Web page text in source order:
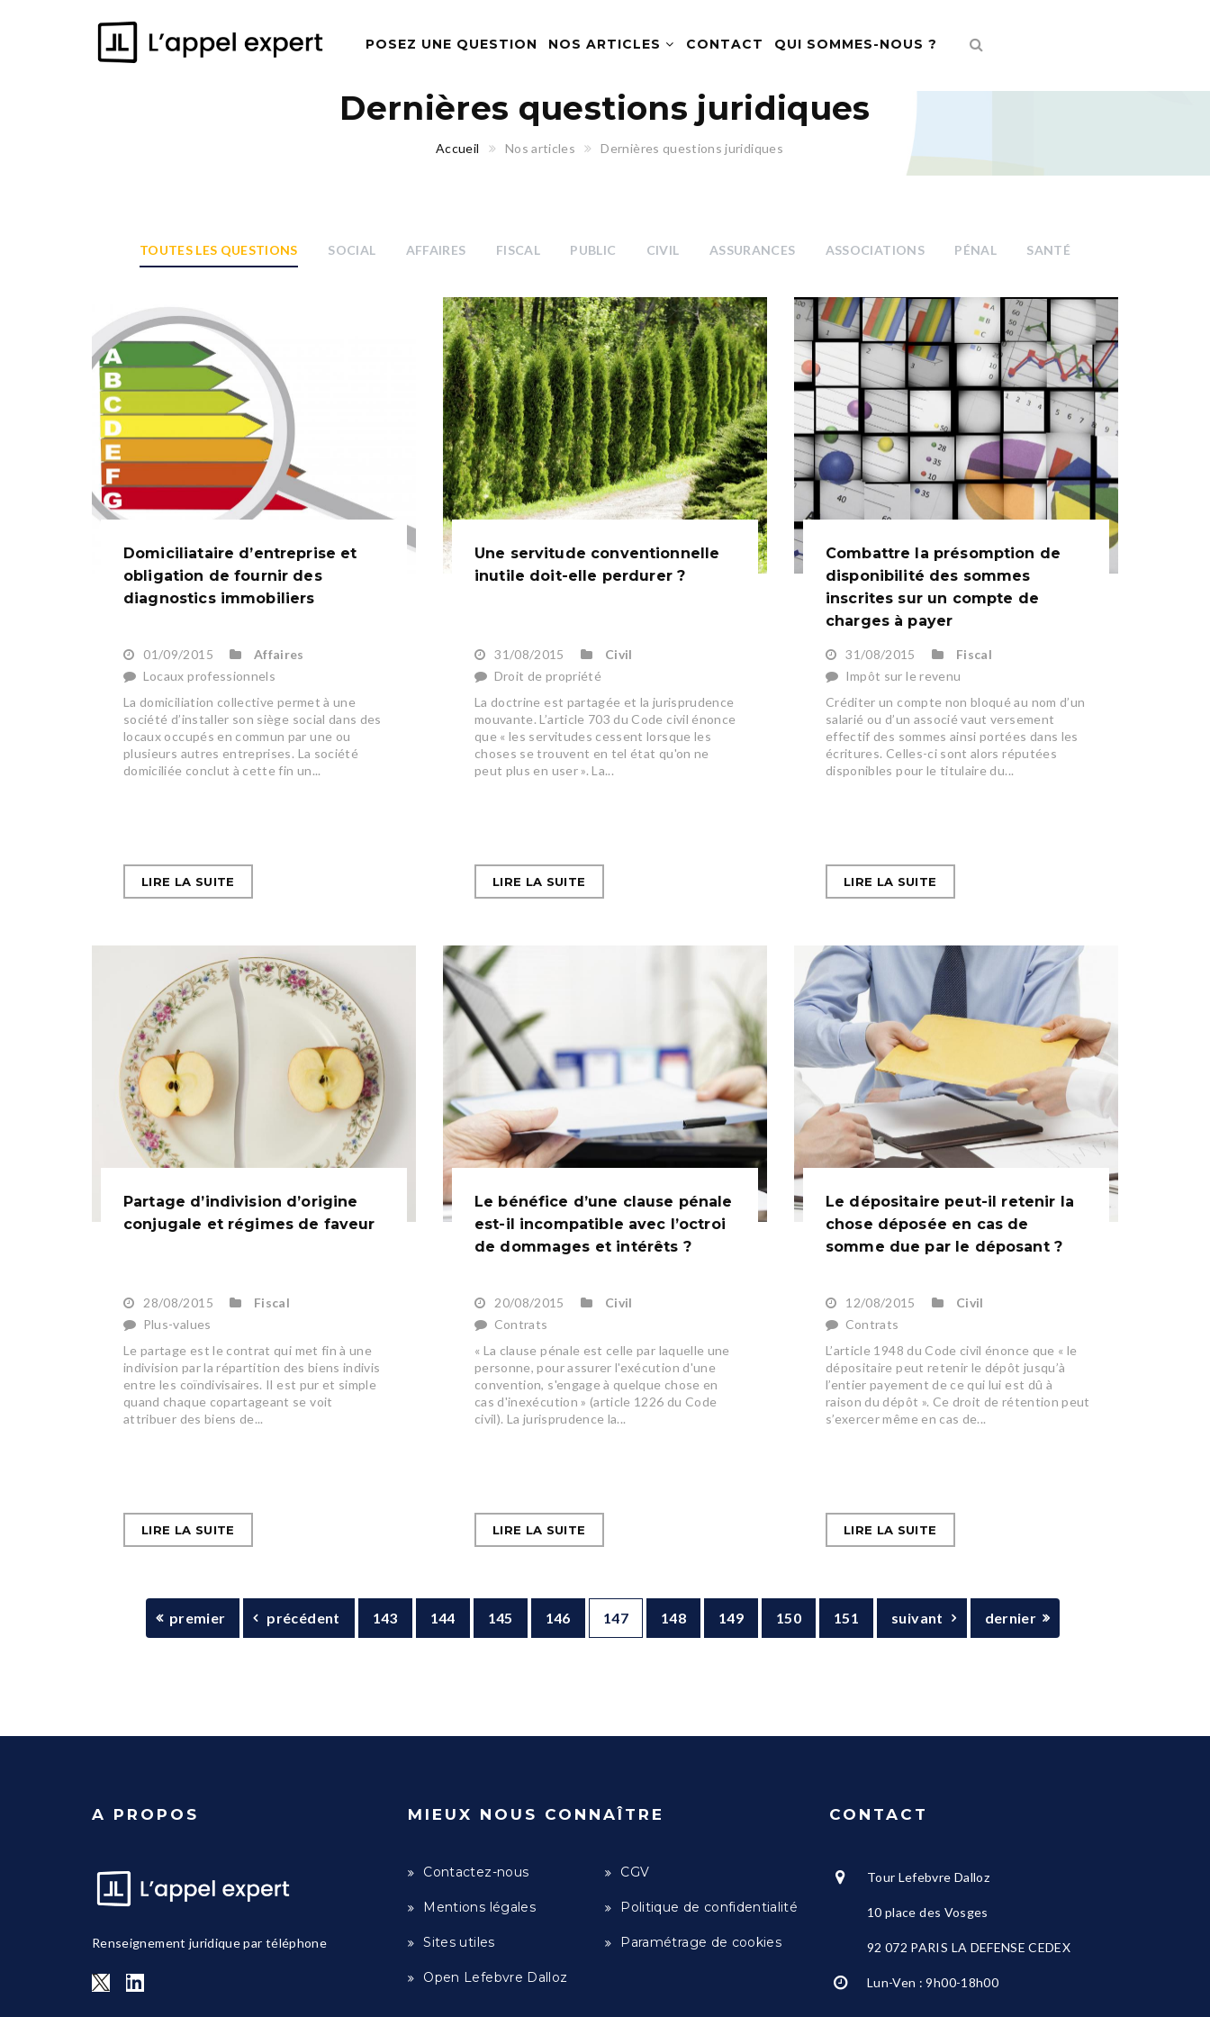
POSEZ UNE QUESTION NOS ARTICLES CONTACT QUI SOMMES-NOUS ?
Dernières questions juridiques
Accueil Nos articles Dernières questions juridiques
TOUTES LES QUESTIONS SOCIAL AFFAIRES FISCAL PUBLIC CIVIL ASSURANCES ASSOCIATIONS PÉNAL SANTÉ
Domiciliataire d’entreprise et
obligation de fournir des
diagnostics immobiliers
01/09/2015
Affaires
Locaux professionnels
La domiciliation collective permet à une
société d’installer son siège social dans des
locaux occupés en commun par une ou
plusieurs autres entreprises. La société
domiciliée conclut à cette fin un...
LIRE LA SUITE
Une servitude conventionnelle
inutile doit-elle perdurer ?
31/08/2015
Civil
Droit de propriété
La doctrine est partagée et la jurisprudence
mouvante. L’article 703 du Code civil énonce
que « les servitudes cessent lorsque les
choses se trouvent en tel état qu'on ne
peut plus en user ». La...
LIRE LA SUITE
Combattre la présomption de
disponibilité des sommes
inscrites sur un compte de
charges à payer
31/08/2015
Fiscal
Impôt sur le revenu
Créditer un compte non bloqué au nom d’un
salarié ou d’un associé vaut versement
effectif des sommes ainsi portées dans les
écritures. Celles-ci sont alors réputées
disponibles pour le titulaire du...
LIRE LA SUITE
Partage d’indivision d’origine
conjugale et régimes de faveur
28/08/2015
Fiscal
Plus-values
Le partage est le contrat qui met fin à une
indivision par la répartition des biens indivis
entre les coïndivisaires. Il est pur et simple
quand chaque copartageant se voit
attribuer des biens de...
LIRE LA SUITE
Le bénéfice d’une clause pénale
est-il incompatible avec l’octroi
de dommages et intérêts ?
20/08/2015
Civil
Contrats
« La clause pénale est celle par laquelle une
personne, pour assurer l'exécution d'une
convention, s'engage à quelque chose en
cas d'inexécution » (article 1226 du Code
civil). La jurisprudence la...
LIRE LA SUITE
Le dépositaire peut-il retenir la
chose déposée en cas de
somme due par le déposant ?
12/08/2015
Civil
Contrats
L’article 1948 du Code civil énonce que « le
dépositaire peut retenir le dépôt jusqu’à
l’entier payement de ce qui lui est dû à
raison du dépôt ». Ce droit de rétention peut
s’exercer même en cas de...
LIRE LA SUITE
premier précédent 143 144 145 146 147 148 149 150 151 suivant dernier
A PROPOS
Renseignement juridique par téléphone
MIEUX NOUS CONNAÎTRE
Contactez-nous CGV
Mentions légales Politique de confidentialité
Sites utiles Paramétrage de cookies
Open Lefebvre Dalloz
CONTACT
Tour Lefebvre Dalloz
10 place des Vosges
92 072 PARIS LA DEFENSE CEDEX
Lun-Ven : 9h00-18h00